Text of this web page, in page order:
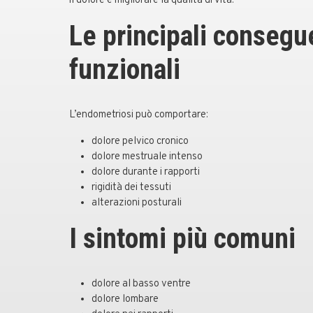
Le principali
funzionali
L’endometriosi può comportare:
dolore pelvico cronico
dolore mestruale intenso
dolore durante i rapporti
rigidità dei tessuti
alterazioni posturali
I sintomi più comuni
dolore al basso ventre
dolore lombare